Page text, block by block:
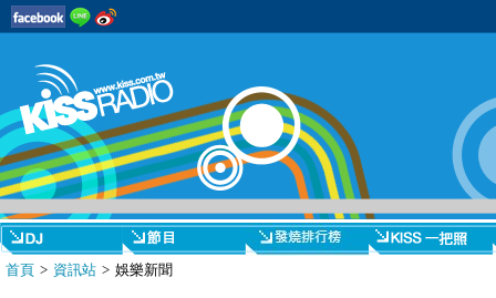
首頁 > 資訊站 > 娛樂新聞